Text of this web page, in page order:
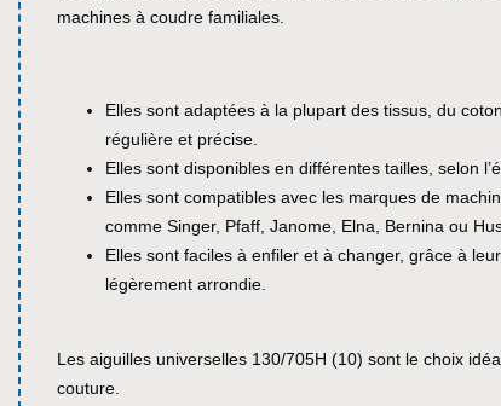
machines à coudre familiales.
Elles sont adaptées à la plupart des tissus, du
régulière et précise.
Elles sont disponibles en différentes tailles, selon
Elles sont compatibles avec les marques de
comme Singer, Pfaff, Janome, Elna, Bernina ou
Elles sont faciles à enfiler et à changer, grâce à
légèrement arrondie.
Les aiguilles universelles 130/705H (10) sont le choix
couture.